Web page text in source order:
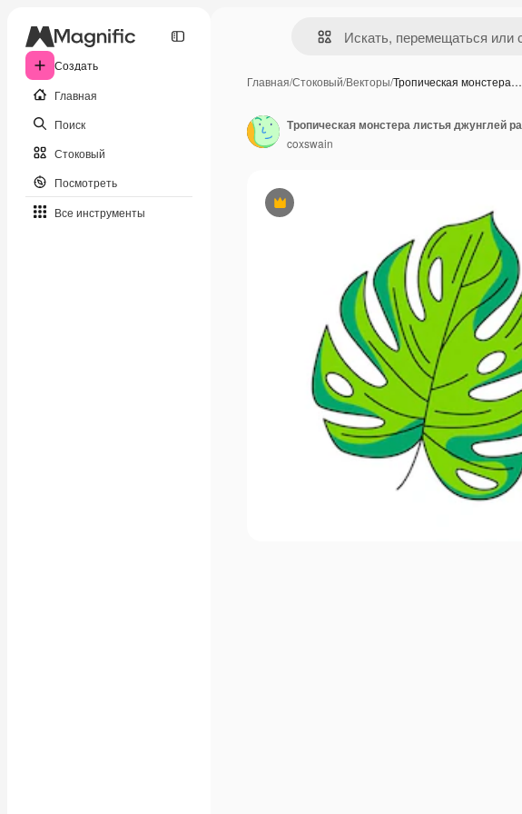
Создать
Главная
Поиск
Стоковый
Посмотреть
Все инструменты
Главная/Стоковый/Векторы/Тропическая монстера…
Премиум
coxswain